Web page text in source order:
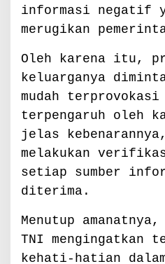
informasi negatif
merugikan
Oleh karena itu,
keluarganya
mudah terprovokasi
terpengaruh oleh
jelas
melakukan
setiap sumber
diterima.
Menutup
TNI mengingatkan
kehati-hatian